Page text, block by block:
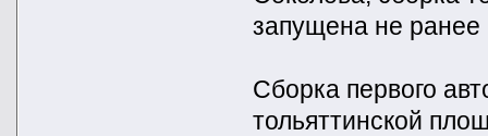
запущена не ранее
Сборка первого
тольяттинской